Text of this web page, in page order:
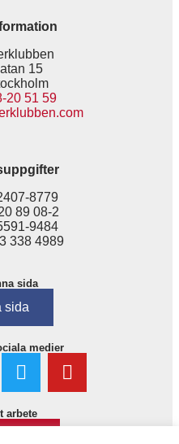
15
20 51 59
8779
89 08-2
9484
338 4989
sida
sida
medier
arbete